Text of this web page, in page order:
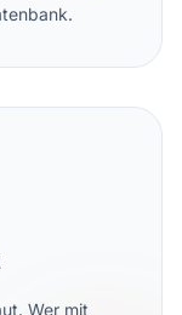
Wer mit